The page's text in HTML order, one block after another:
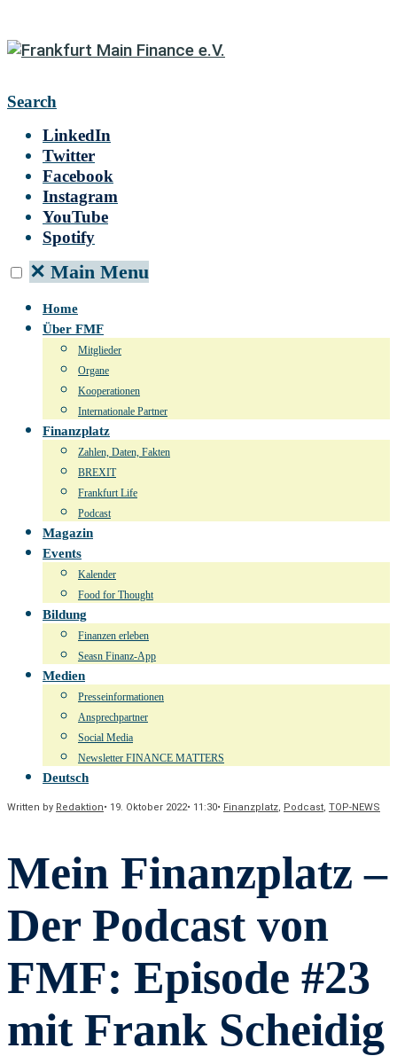
Search
LinkedIn
Twitter
Facebook
Instagram
YouTube
Spotify
✕ Main Menu
Home
Über FMF
Mitglieder
Organe
Kooperationen
Internationale Partner
Finanzplatz
Zahlen, Daten, Fakten
BREXIT
Frankfurt Life
Podcast
Magazin
Events
Kalender
Food for Thought
Bildung
Finanzen erleben
Seasn Finanz-App
Medien
Presseinformationen
Ansprechpartner
Social Media
Newsletter FINANCE MATTERS
Deutsch
Written by Redaktion• 19. Oktober 2022• 11:30• Finanzplatz, Podcast, TOP-NEWS
Mein Finanzplatz –
Der Podcast von
FMF: Episode #23
mit Frank Scheidig